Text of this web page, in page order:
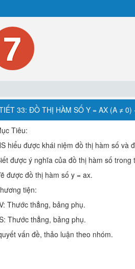
33: ĐỒ THỊ HÀM SỐ Y = AX (A ≠
Tiêu:
hiểu được khái niệm đồ thị hàm số và
được ý nghĩa của đồ thị hàm số
được đồ thị hàm số y = ax.
tiện:
Thước thẳng, bảng phụ.
Thước thẳng, bảng phụ.
vấn đề, thảo luận theo nhóm.